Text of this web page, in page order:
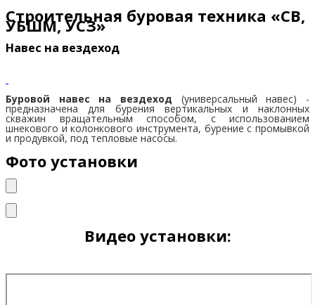
Строительная буровая техника «СВ,
УБШМ, УСЗ»
Навес на вездеход
Буровой навес на вездеход (универсальный навес) -
предназначена для бурения вертикальных и наклонных
скважин вращательным способом, с использованием
шнекового и колонкового инструмента, бурение с промывкой
и продувкой, под тепловые насосы.
Фото установки
Видео установки: